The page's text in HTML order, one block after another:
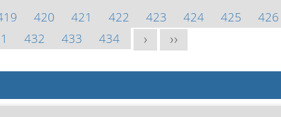
420 421 422 423 424 425 426
432 433 434 > >>